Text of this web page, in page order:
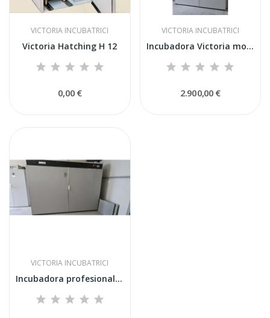
VICTORIA INCUBATRICI
Victoria Hatching H 12
0,00 €
VICTORIA INCUBATRICI
Incubadora Victoria modelo H24 usada –...
2.900,00 €
VICTORIA INCUBATRICI
Incubadora profesional Victoria I72 usada –...